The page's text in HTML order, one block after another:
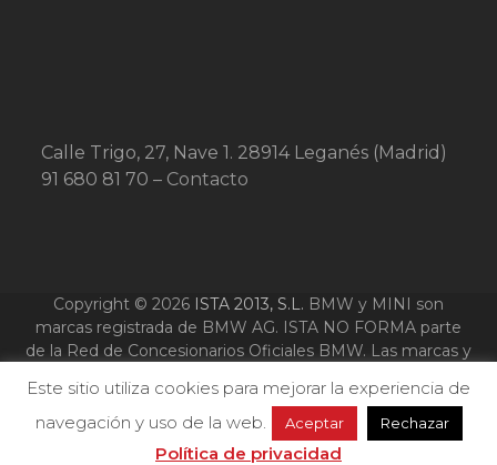
Calle Trigo, 27, Nave 1. 28914 Leganés (Madrid)
91 680 81 70 – Contacto
Copyright © 2026 ISTA 2013, S.L. BMW y MINI son
marcas registrada de BMW AG. ISTA NO FORMA parte
de la Red de Concesionarios Oficiales BMW. Las marcas y
marcas registradas de sus respectivos propietarios y se
utilizan solo a titulo ilustrativo.
Política de privacidad – Cookies – Aviso Legal|
Este sitio utiliza cookies para mejorar la experiencia de
navegación y uso de la web.
Aceptar Rechazar
Política de privacidad